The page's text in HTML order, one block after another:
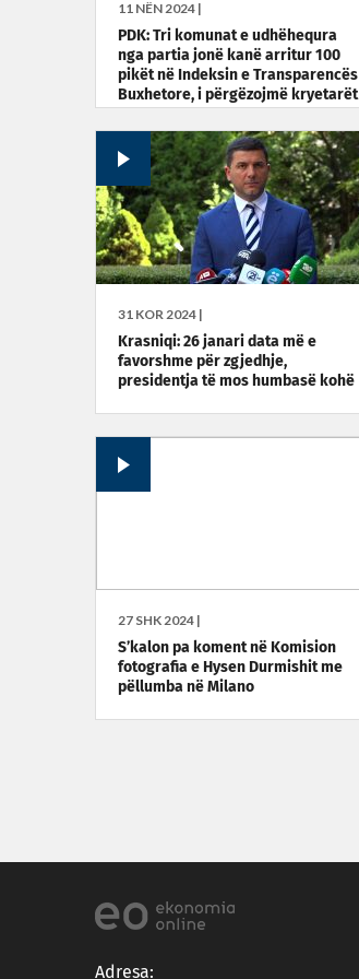
11 NËN 2024 |
PDK: Tri komunat e udhëhequra
nga partia jonë kanë arritur 100
pikët në Indeksin e Transparencës
Buxhetore, i përgëzojmë kryetarët
31 KOR 2024 |
Krasniqi: 26 janari data më e
favorshme për zgjedhje,
presidentja të mos humbasë kohë
27 SHK 2024 |
S’kalon pa koment në Komision
fotografia e Hysen Durmishit me
pëllumba në Milano
Adresa: